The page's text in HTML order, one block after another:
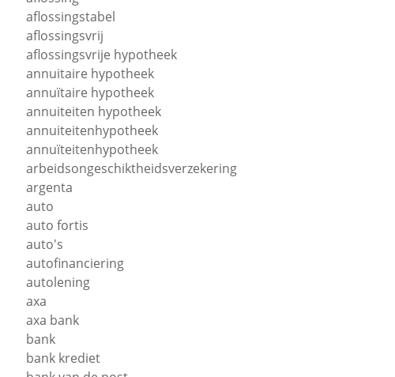
aflossingstabel
aflossingsvrij
aflossingsvrije hypotheek
annuitaire hypotheek
annuïtaire hypotheek
annuiteiten hypotheek
annuiteitenhypotheek
annuïteitenhypotheek
arbeidsongeschiktheidsverzekering
argenta
auto
auto fortis
auto's
autofinanciering
autolening
axa
axa bank
bank
bank krediet